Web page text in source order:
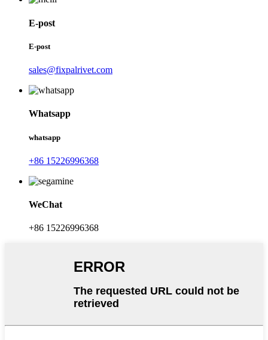
E-post
E-post
sales@fixpalrivet.com
Whatsapp
whatsapp
+86 15226996368
WeChat
+86 15226996368